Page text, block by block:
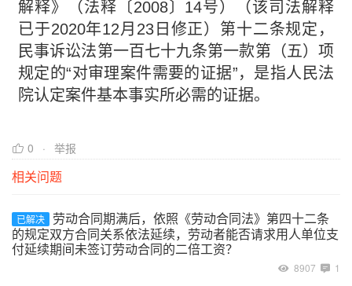
解释》（法释〔2008〕14号）（该司法解释
已于2020年12月23日修正）第十二条规定，
民事诉讼法第一百七十九条第一款第（五）项
规定的“对审理案件需要的证据”，是指人民法
院认定案件基本事实所必需的证据。
0 举报
相关问题
已解决
劳动合同期满后，依照《劳动合同法》第四十二条
的规定双方合同关系依法延续，劳动者能否请求用人单位支
付延续期间未签订劳动合同的二倍工资？
8907 1